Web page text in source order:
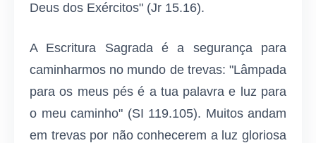
Deus dos Exércitos" (Jr 15.16).
A Escritura Sagrada é a segurança para
caminharmos no mundo de trevas: "Lâmpada
para os meus pés é a tua palavra e luz para
o meu caminho" (SI 119.105). Muitos andam
em trevas por não conhecerem a luz gloriosa